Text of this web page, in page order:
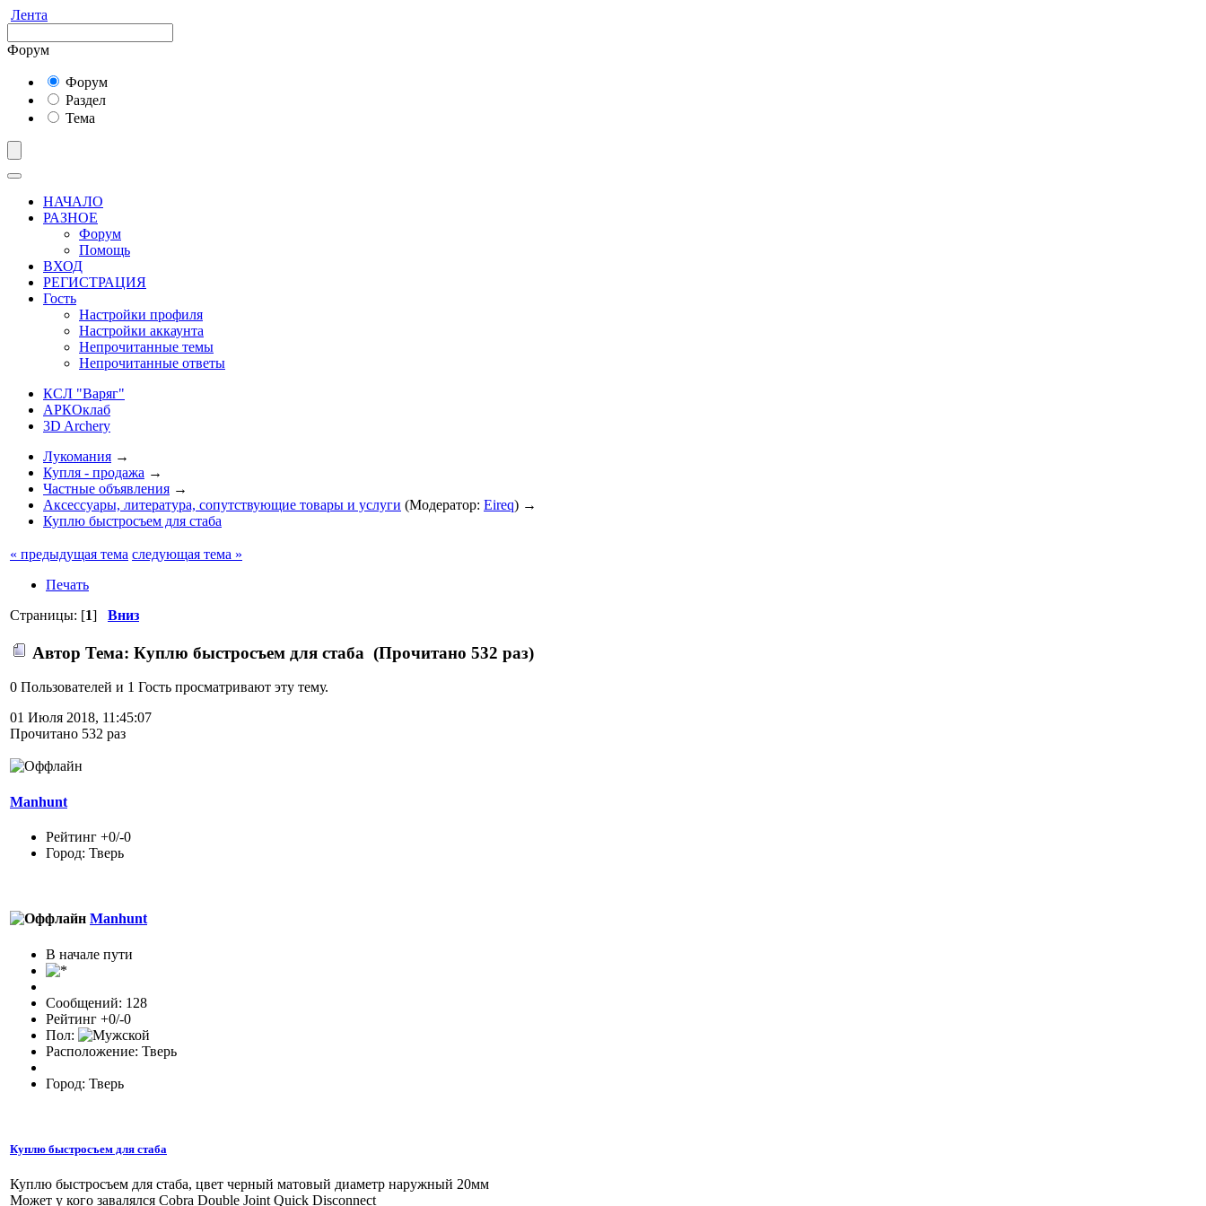
Лента
Форум
Форум
Раздел
Тема
НАЧАЛО
РАЗНОЕ
Форум
Помощь
ВХОД
РЕГИСТРАЦИЯ
Гость
Настройки профиля
Настройки аккаунта
Непрочитанные темы
Непрочитанные ответы
КСЛ "Варяг"
АРКОклаб
3D Archery
Лукомания →
Купля - продажа →
Частные объявления →
Аксессуары, литература, сопутствующие товары и услуги (Модератор: Eireq) →
Куплю быстросъем для стаба
« предыдущая тема следующая тема »
Печать
Страницы: [1] Вниз
Автор Тема: Куплю быстросъем для стаба (Прочитано 532 раз)
0 Пользователей и 1 Гость просматривают эту тему.
01 Июля 2018, 11:45:07
Прочитано 532 раз
Manhunt
Рейтинг +0/-0
Город: Тверь
Manhunt
В начале пути
Сообщений: 128
Рейтинг +0/-0
Пол:
Расположение: Тверь
Город: Тверь
Куплю быстросъем для стаба
Куплю быстросъем для стаба, цвет черный матовый диаметр наружный 20мм
Может у кого завалялся Cobra Double Joint Quick Disconnect